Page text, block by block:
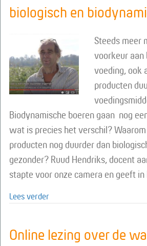
biologisch en
Steeds meer
voorkeur aan
voeding, ook
producten
Biodynamische boeren gaan nog
wat is precies het verschil?
producten nog duurder dan
gezonder? Ruud Hendriks, docent
stapte voor onze camera en geeft in
Lees verder
Online lezing over de